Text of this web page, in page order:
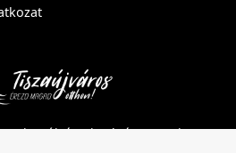
Tiszaújvárosi Polgármesteri